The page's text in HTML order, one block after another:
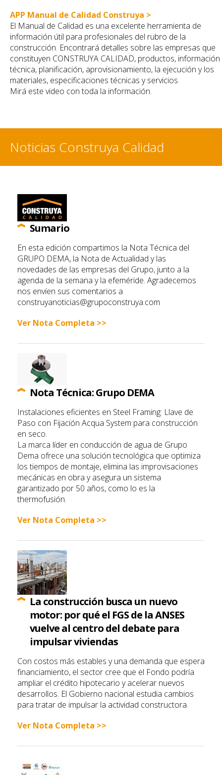
APP Manual de Calidad Construya >
El Manual de Calidad es una excelente herramienta de
información útil para profesionales del rubro de la
construcción. Encontrará detalles sobre las empresas que
constituyen CONSTRUYA CALIDAD, productos, información
técnica, planificación, aprovisionamiento, la ejecución y los
materiales, especificaciones técnicas y servicios.
Mirá este video con toda la información.
Noticias Construya Calidad
Sumario
En esta edición compartimos la Nota Técnica del
GRUPO DEMA, la Nota de Actualidad y las
novedades de las empresas del Grupo, junto a la
agenda de la semana y la efeméride. Agradecemos
nos envíen sus comentarios a
construyanoticias@grupoconstruya.com
Ver Nota Completa >>
Nota Técnica: Grupo DEMA
Instalaciones eficientes en Steel Framing: Llave de
Paso con Fijación Acqua System para construcción
en seco.
La marca líder en conducción de agua de Grupo
Dema ofrece una solución tecnológica que optimiza
los tiempos de montaje, elimina las improvisaciones
mecánicas en obra y asegura un sistema
garantizado por 50 años, como lo es la
thermofusión.
Ver Nota Completa >>
La construcción busca un nuevo
motor: por qué el FGS de la ANSES
vuelve al centro del debate para
impulsar viviendas
Con costos más estables y una demanda que espera
financiamiento, el sector cree que el Fondo podría
ampliar el crédito hipotecario y acelerar nuevos
desarrollos. El Gobierno nacional estudia cambios
para tratar de impulsar la actividad constructora.
Ver Nota Completa >>